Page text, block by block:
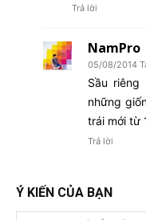
Trả lời
NamPro
05/08/2014
Sầu
những
trái mới từ
Trả lời
Ý KIẾN CỦA BẠN